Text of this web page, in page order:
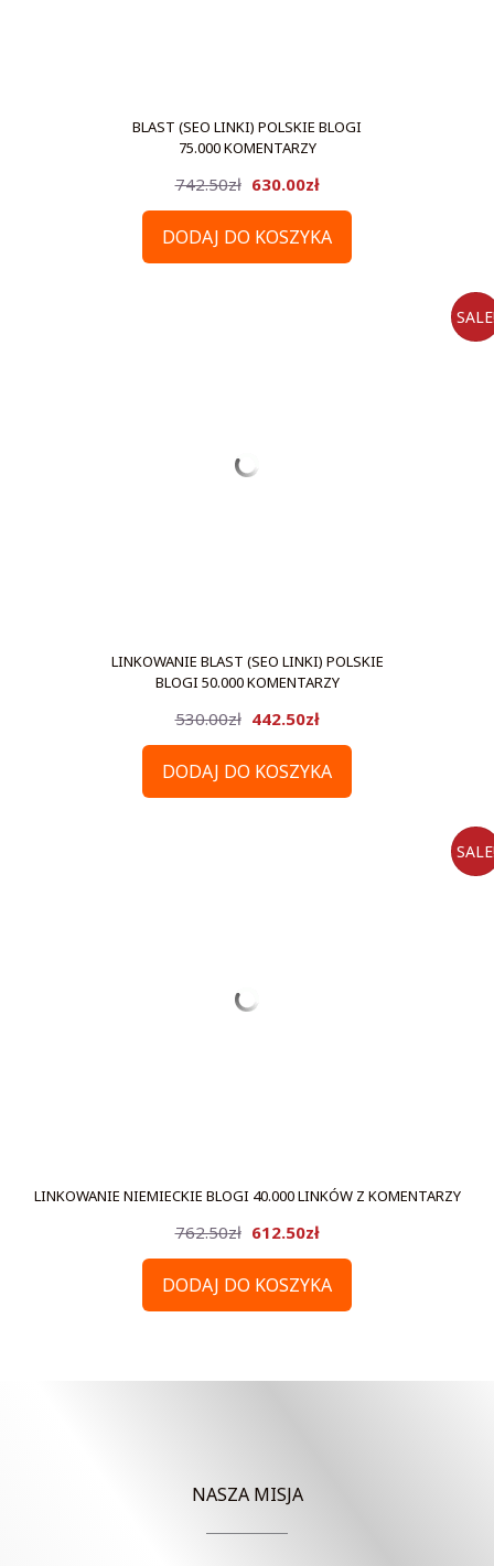
BLAST (SEO LINKI) POLSKIE BLOGI
75.000 KOMENTARZY
742.50zł Pierwotna
cena
630.00złAktualna
cena
DODAJ DO KOSZYKA
LINKOWANIE BLAST (SEO LINKI) POLSKIE
BLOGI 50.000 KOMENTARZY
530.00zł Pierwotna
cena
442.50złAktualna
cena
DODAJ DO KOSZYKA
LINKOWANIE NIEMIECKIE BLOGI 40.000 LINKÓW Z KOMENTARZY
762.50zł Pierwotna
cena
612.50złAktualna
cena
DODAJ DO KOSZYKA
NASZA MISJA